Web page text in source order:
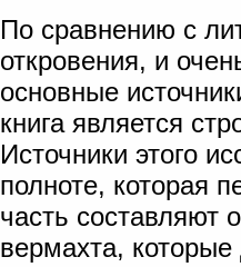
По сравнению с
откровения, и
основные
книга является
Источники этого
полноте, которая
часть составляют
вермахта,